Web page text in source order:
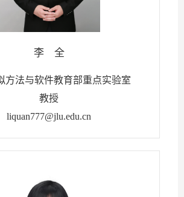
李 全
方法与软件教育部重点实验室
教授
liquan777@jlu.edu.cn